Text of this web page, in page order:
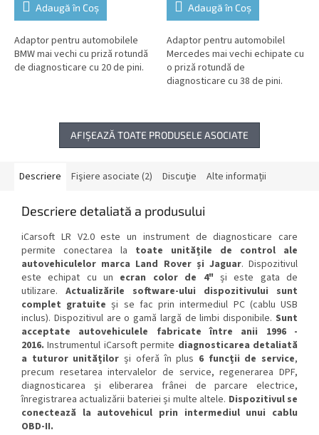
Adaugă în Coş
Adaptor pentru automobilele
BMW mai vechi cu priză rotundă
de diagnosticare cu 20 de pini.
Adaugă în Coş
Adaptor pentru automobilel
Mercedes mai vechi echipate cu
o priză rotundă de
diagnosticare cu 38 de pini.
AFIŞEAZĂ TOATE PRODUSELE ASOCIATE
Descriere Fişiere asociate (2) Discuţie Alte informații
Descriere detaliată a produsului
iCarsoft LR V2.0este un instrument de diagnosticare care
permite conectarea la
toate unitățile de control ale
autovehiculelor marca Land Rover și Jaguar. Dispozitivul
este echipat cu un ecran color de 4" și este gata de
utilizare. Actualizările software-ului dispozitivului sunt
complet gratuite și se fac prin intermediul PC (cablu USB
inclus). Dispozitivul are o gamă largă de limbi disponibile. Sunt
acceptate autovehiculele fabricate între anii 1996 -
2016. Instrumentul iCarsoft permite diagnosticarea detaliată
a tuturor unităților și oferă în plus 6 funcții de service,
precum resetarea intervalelor de service, regenerarea DPF,
diagnosticarea și eliberarea frânei de parcare electrice,
înregistrarea actualizării bateriei și multe altele. Dispozitivul se
conectează la autovehicul prin intermediul unui cablu
OBD-II.